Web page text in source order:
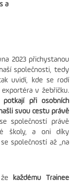
a
2023 přichystanou
společnosti, tedy
uvidí, kde se rodí
v žebříčku.
potkají při osobních
svou cestu právě
společností právě
školy, a oni díky
společností až „na
každému Trainee